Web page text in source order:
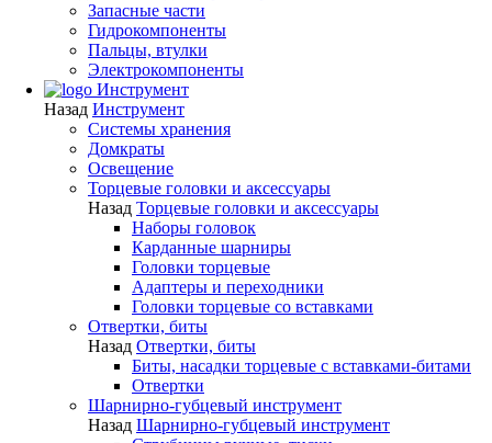
Запасные части
Гидрокомпоненты
Пальцы, втулки
Электрокомпоненты
Инструмент
Назад Инструмент
Системы хранения
Домкраты
Освещение
Торцевые головки и аксессуары
Назад Торцевые головки и аксессуары
Наборы головок
Карданные шарниры
Головки торцевые
Адаптеры и переходники
Головки торцевые со вставками
Отвертки, биты
Назад Отвертки, биты
Биты, насадки торцевые с вставками-битами
Отвертки
Шарнирно-губцевый инструмент
Назад Шарнирно-губцевый инструмент